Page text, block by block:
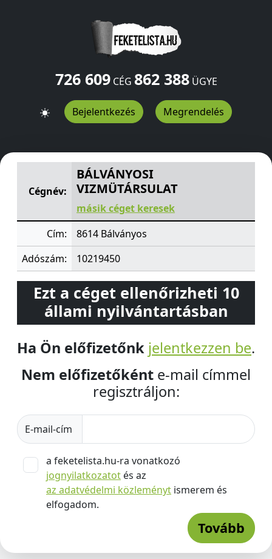
726 609CÉG 862 388ÜGYE
Bejelentkezés Megrendelés
BÁLVÁNYOSI VIZMÜTÁRSULAT
Cégnév:
BÁLVÁNYOSI
VIZMÜTÁRSULAT
másik céget keresek
Cím:
8614 Bálványos
Adószám:
10219450
Ezt a céget ellenőrizheti 10
állami nyilvántartásban
Ha Ön előfizetőnk jelentkezzen be.
Nem előfizetőként e-mail címmel
regisztráljon:
E-mail-cím
a feketelista.hu-ra vonatkozó
jognyilatkozatot és az
az adatvédelmi közleményt ismerem és
elfogadom.
Tovább